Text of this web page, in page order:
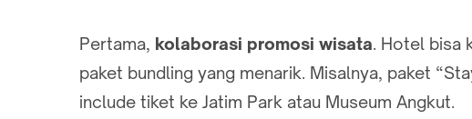
Pertama, kolaborasi promosi wisata. Hotel bisa
paket bundling yang menarik. Misalnya, paket
include tiket ke Jatim Park atau Museum Angkut.